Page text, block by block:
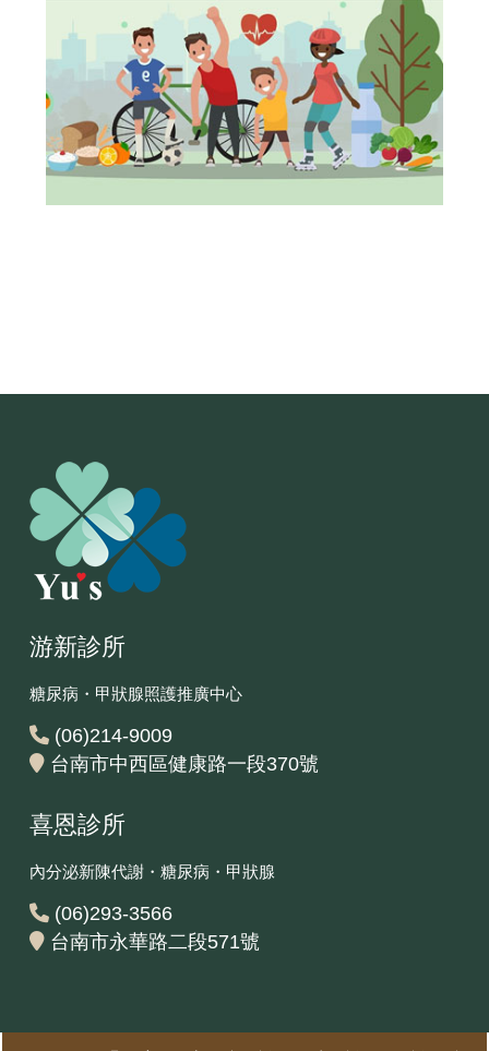
游新診所
糖尿病・甲狀腺照護推廣中心
(06)214-9009
台南市中西區健康路一段370號
喜恩診所
內分泌新陳代謝・糖尿病・甲狀腺
(06)293-3566
台南市永華路二段571號‎